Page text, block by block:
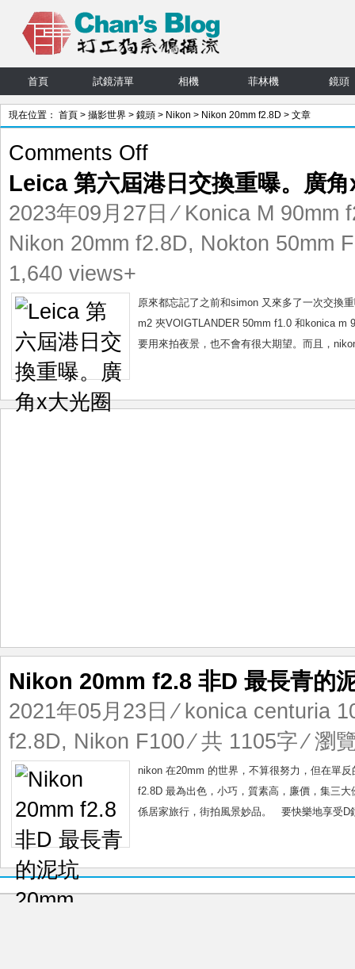
首頁 試鏡清單 相機 菲林機 鏡頭
現在位置： 首頁 > 攝影世界 > 鏡頭 > Nikon > Nikon 20mm f2.8D > 文章
Comments Offon
第
屆
港
日
重
曝。
廣
光
Leica 第六屆港日交換重曝。廣
2023年09月27日 ⁄ Konica M 90mm
Nikon 20mm f2.8D, Nokton 50mm
1,640 views+
原來都忘記了之前和simon 又來多了一次交換
m2 夾VOIGTLANDER 50mm f1.0 和konica
要用來拍夜景，也不會有很大期望。而且，
Nikon 20mm f2.8 非D 最長青的
2021年05月23日 ⁄ konica centuria
f2.8D, Nikon F100⁄ 共 1105字 ⁄ 瀏
nikon 在20mm 的世界，不算很努力，但在單
f2.8D 最為出色，小巧，質素高，廉價，集三
係居家旅行，街拍風景妙品。 要快樂地享受D